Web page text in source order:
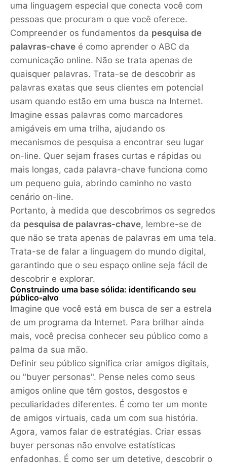
uma linguagem especial que conecta você com
pessoas que procuram o que você oferece.
Compreender os fundamentos da pesquisa de
palavras-chave é como aprender o ABC da
comunicação online. Não se trata apenas de
quaisquer palavras. Trata-se de descobrir as
palavras exatas que seus clientes em potencial
usam quando estão em uma busca na Internet.
Imagine essas palavras como marcadores
amigáveis em uma trilha, ajudando os
mecanismos de pesquisa a encontrar seu lugar
on-line. Quer sejam frases curtas e rápidas ou
mais longas, cada palavra-chave funciona como
um pequeno guia, abrindo caminho no vasto
cenário on-line.
Portanto, à medida que descobrimos os segredos
da pesquisa de palavras-chave, lembre-se de
que não se trata apenas de palavras em uma tela.
Trata-se de falar a linguagem do mundo digital,
garantindo que o seu espaço online seja fácil de
descobrir e explorar.
Construindo uma base sólida: identificando seu
público-alvo
Imagine que você está em busca de ser a estrela
de um programa da Internet. Para brilhar ainda
mais, você precisa conhecer seu público como a
palma da sua mão.
Definir seu público significa criar amigos digitais,
ou "buyer personas". Pense neles como seus
amigos online que têm gostos, desgostos e
peculiaridades diferentes. É como ter um monte
de amigos virtuais, cada um com sua história.
Agora, vamos falar de estratégias. Criar essas
buyer personas não envolve estatísticas
enfadonhas. É como ser um detetive, descobrir o